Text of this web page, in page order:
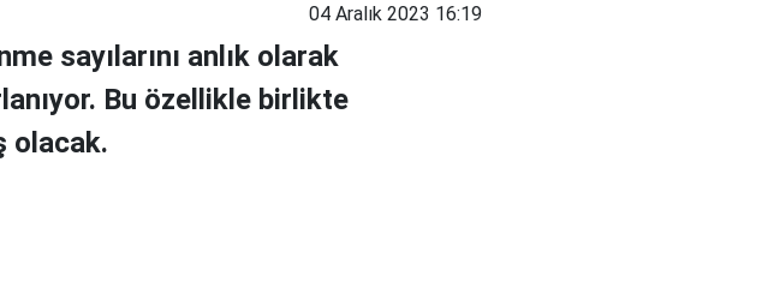
04 Aralık 2023 16:19
sayılarını anlık olarak
Bu özellikle birlikte
olacak.